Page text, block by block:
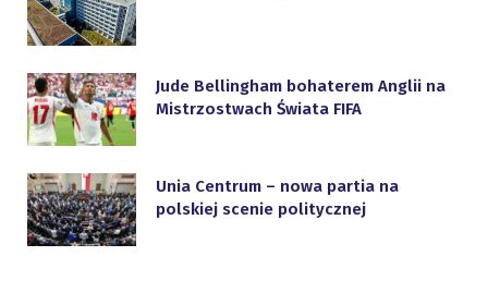
Jude Bellingham bohaterem Anglii na
Mistrzostwach Świata FIFA
Unia Centrum – nowa partia na
polskiej scenie politycznej